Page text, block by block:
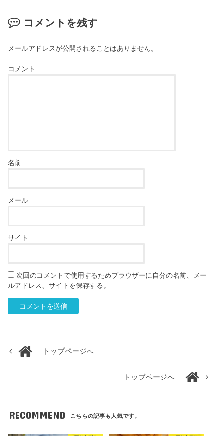
コメントを残す
メールアドレスが公開されることはありません。
コメント
名前
メール
サイト
次回のコメントで使用するためブラウザーに自分の名前、メー
ルアドレス、サイトを保存する。
トップページへ
トップページへ
RECOMMEND こちらの記事も人気です。